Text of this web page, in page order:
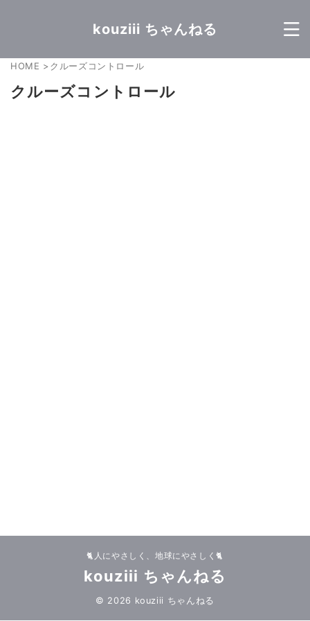
kouziii ちゃんねる
HOME >クルーズコントロール
クルーズコントロール
🐈人にやさしく、地球にやさしく🐈
kouziii ちゃんねる
© 2026 kouziii ちゃんねる